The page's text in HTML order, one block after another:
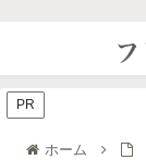
ホーム
PR